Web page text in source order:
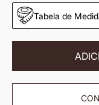
Tabela de